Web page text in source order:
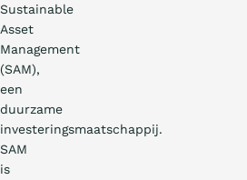
Sustainable
Asset
Management
(SAM),
een
duurzame
investeringsmaatschappij.
SAM
is